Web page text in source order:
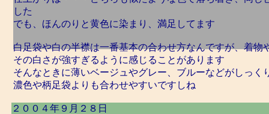
２００４年９月２８日
した
でも、ほんのりと黄色に染まり、満足してます
白足袋や白の半襟は一番基本の合わせ方なんですが、着物
その白さが強すぎるように感じることがあります
そんなときに薄いベージュやグレー、ブルーなどがしっく
濃色や柄足袋よりも合わせやすいですしね